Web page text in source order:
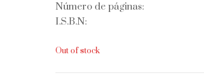
Número de páginas:
I.S.B.N:
Out of stock